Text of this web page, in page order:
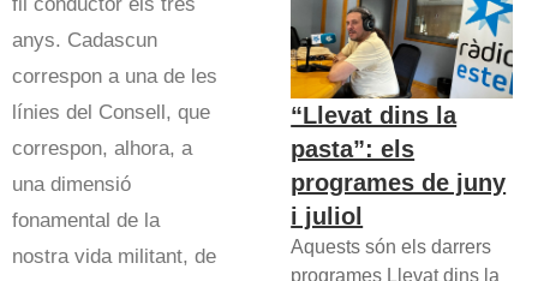
fil conductor els tres
anys. Cadascun
correspon a una de les
línies del Consell, que
correspon, alhora, a
una dimensió
fonamental de la
nostra vida militant, de
“Llevat dins la
pasta”: els
programes de juny
i juliol
Aquests són els darrers
programes Llevat dins la